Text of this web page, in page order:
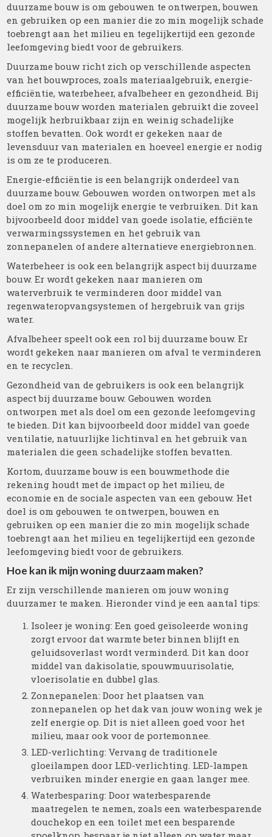
duurzame bouw is om gebouwen te ontwerpen, bouwen
en gebruiken op een manier die zo min mogelijk schade
toebrengt aan het milieu en tegelijkertijd een gezonde
leefomgeving biedt voor de gebruikers.
Duurzame bouw richt zich op verschillende aspecten
van het bouwproces, zoals materiaalgebruik, energie-
efficiëntie, waterbeheer, afvalbeheer en gezondheid. Bij
duurzame bouw worden materialen gebruikt die zoveel
mogelijk herbruikbaar zijn en weinig schadelijke
stoffen bevatten. Ook wordt er gekeken naar de
levensduur van materialen en hoeveel energie er nodig
is om ze te produceren.
Energie-efficiëntie is een belangrijk onderdeel van
duurzame bouw. Gebouwen worden ontworpen met als
doel om zo min mogelijk energie te verbruiken. Dit kan
bijvoorbeeld door middel van goede isolatie, efficiënte
verwarmingssystemen en het gebruik van
zonnepanelen of andere alternatieve energiebronnen.
Waterbeheer is ook een belangrijk aspect bij duurzame
bouw. Er wordt gekeken naar manieren om
waterverbruik te verminderen door middel van
regenwateropvangsystemen of hergebruik van grijs
water.
Afvalbeheer speelt ook een rol bij duurzame bouw. Er
wordt gekeken naar manieren om afval te verminderen
en te recyclen.
Gezondheid van de gebruikers is ook een belangrijk
aspect bij duurzame bouw. Gebouwen worden
ontworpen met als doel om een gezonde leefomgeving
te bieden. Dit kan bijvoorbeeld door middel van goede
ventilatie, natuurlijke lichtinval en het gebruik van
materialen die geen schadelijke stoffen bevatten.
Kortom, duurzame bouw is een bouwmethode die
rekening houdt met de impact op het milieu, de
economie en de sociale aspecten van een gebouw. Het
doel is om gebouwen te ontwerpen, bouwen en
gebruiken op een manier die zo min mogelijk schade
toebrengt aan het milieu en tegelijkertijd een gezonde
leefomgeving biedt voor de gebruikers.
Hoe kan ik mijn woning duurzaam maken?
Er zijn verschillende manieren om jouw woning
duurzamer te maken. Hieronder vind je een aantal tips:
Isoleer je woning: Een goed geïsoleerde woning
zorgt ervoor dat warmte beter binnen blijft en
geluidsoverlast wordt verminderd. Dit kan door
middel van dakisolatie, spouwmuurisolatie,
vloerisolatie en dubbel glas.
Zonnepanelen: Door het plaatsen van
zonnepanelen op het dak van jouw woning wek je
zelf energie op. Dit is niet alleen goed voor het
milieu, maar ook voor de portemonnee.
LED-verlichting: Vervang de traditionele
gloeilampen door LED-verlichting. LED-lampen
verbruiken minder energie en gaan langer mee.
Waterbesparing: Door waterbesparende
maatregelen te nemen, zoals een waterbesparende
douchekop en een toilet met een besparende